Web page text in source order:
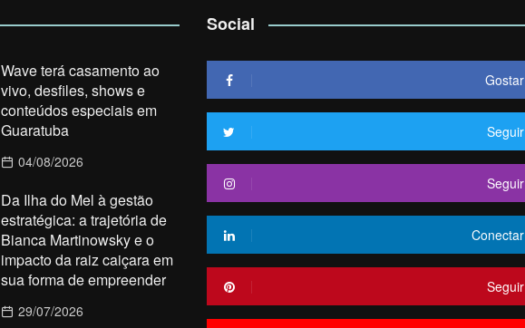
Wave terá casamento ao
vivo, desfiles, shows e
conteúdos especiais em
Guaratuba
04/08/2026
Da Ilha do Mel à gestão
estratégica: a trajetória de
Bianca Martinowsky e o
impacto da raiz caiçara em
sua forma de empreender
29/07/2026
Social
Gostar
Seguir
Seguir
Conectar
Seguir